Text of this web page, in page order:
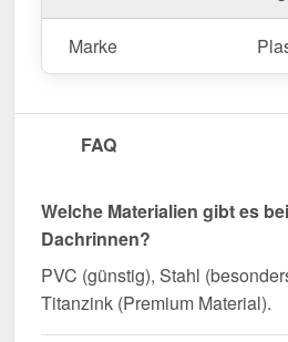
Marke
FAQ
Welche Materialien gibt es
Dachrinnen?
PVC (günstig), Stahl
Titanzink (Premium Material).